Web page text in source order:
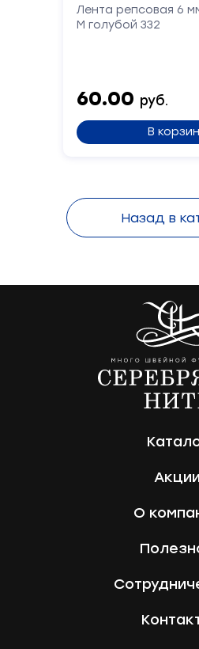
Лента репсовая 6
М голубой 332
60.00 руб.
В
Назад в
Акции
О